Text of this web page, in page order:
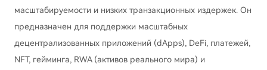
масштабируемости и низких транзакционных издержек. Он
предназначен для поддержки масштабных
децентрализованных приложений (dApps), DeFi, платежей,
NFT, гейминга, RWA (активов реального мира) и